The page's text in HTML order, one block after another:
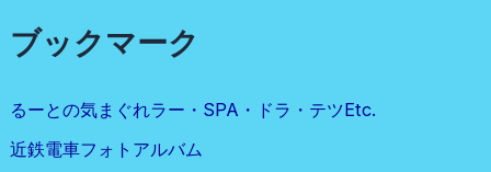
ブックマーク
るーとの気まぐれラー・SPA・ドラ・テツetc.
近鉄電車フォトアルバム